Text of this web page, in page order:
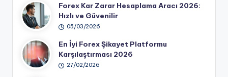
Forex Kar Zarar Hesaplama Aracı 2026:
Hızlı ve Güvenilir
05/03/2026
En İyi Forex Şikayet Platformu
Karşılaştırması 2026
27/02/2026